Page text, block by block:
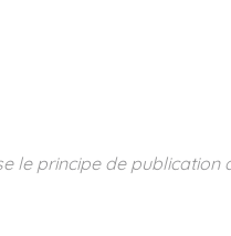
le principe de